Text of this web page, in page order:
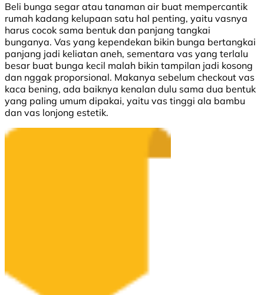
Beli bunga segar atau tanaman air buat mempercantik
rumah kadang kelupaan satu hal penting, yaitu vasnya
harus cocok sama bentuk dan panjang tangkai
bunganya. Vas yang kependekan bikin bunga bertangkai
panjang jadi keliatan aneh, sementara vas yang terlalu
besar buat bunga kecil malah bikin tampilan jadi kosong
dan nggak proporsional. Makanya sebelum checkout vas
kaca bening, ada baiknya kenalan dulu sama dua bentuk
yang paling umum dipakai, yaitu vas tinggi ala bambu
dan vas lonjong estetik.